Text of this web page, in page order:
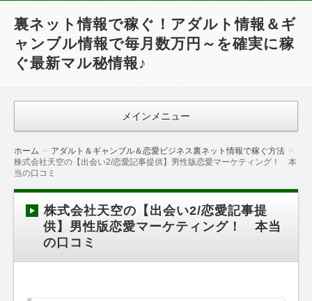
裏ネット情報で稼ぐ！アダルト情報＆ギ
ャンブル情報で毎月数万円～を確実に稼
ぐ最新マル秘情報♪
メインメニュー
ホーム
アダルト＆ギャンブル＆恋愛ビジネス裏ネット情報で稼ぐ方法
株式会社天空の【出会い2/恋愛記事提供】男性版恋愛マーケティング！ 本
当の口コミ
株式会社天空の【出会い2/恋愛記事提
供】男性版恋愛マーケティング！ 本当
の口コミ